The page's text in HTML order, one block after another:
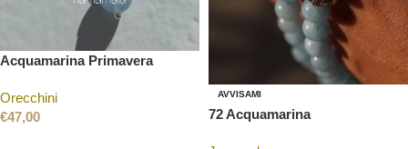
Acquamarina Primavera
Orecchini
€47,00
AVVISAMI
72 Acquamarina